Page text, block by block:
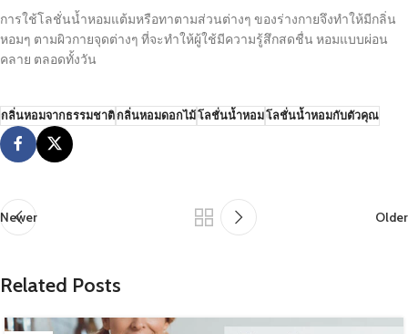
การใช้โลชั่นน้ำหอมแต้มหรือทาตามส่วนต่างๆ ของร่างกายจึงทำให้มีกลิ่น
หอมๆ ตามผิวกายจุดต่างๆ ที่จะทำให้ผู้ใช้มีความรู้สึกสดชื่น หอมแบบผ่อน
คลาย ตลอดทั้งวัน
กลิ่นหอมจากธรรมชาติกลิ่นหอมดอกไม้โลชั่นน้ำหอมโลชั่นน้ำหอมกับตัวคุณ
Newer Older
Related Posts